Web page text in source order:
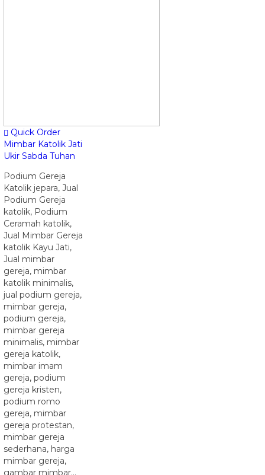
Quick Order
Mimbar Katolik Jati
Ukir Sabda Tuhan
Podium Gereja
Katolik jepara, Jual
Podium Gereja
katolik, Podium
Ceramah katolik,
Jual Mimbar Gereja
katolik Kayu Jati,
Jual mimbar
gereja, mimbar
katolik minimalis,
jual podium gereja,
mimbar gereja,
podium gereja,
mimbar gereja
minimalis, mimbar
gereja katolik,
mimbar imam
gereja, podium
gereja kristen,
podium romo
gereja, mimbar
gereja protestan,
mimbar gereja
sederhana, harga
mimbar gereja,
gambar mimbar…